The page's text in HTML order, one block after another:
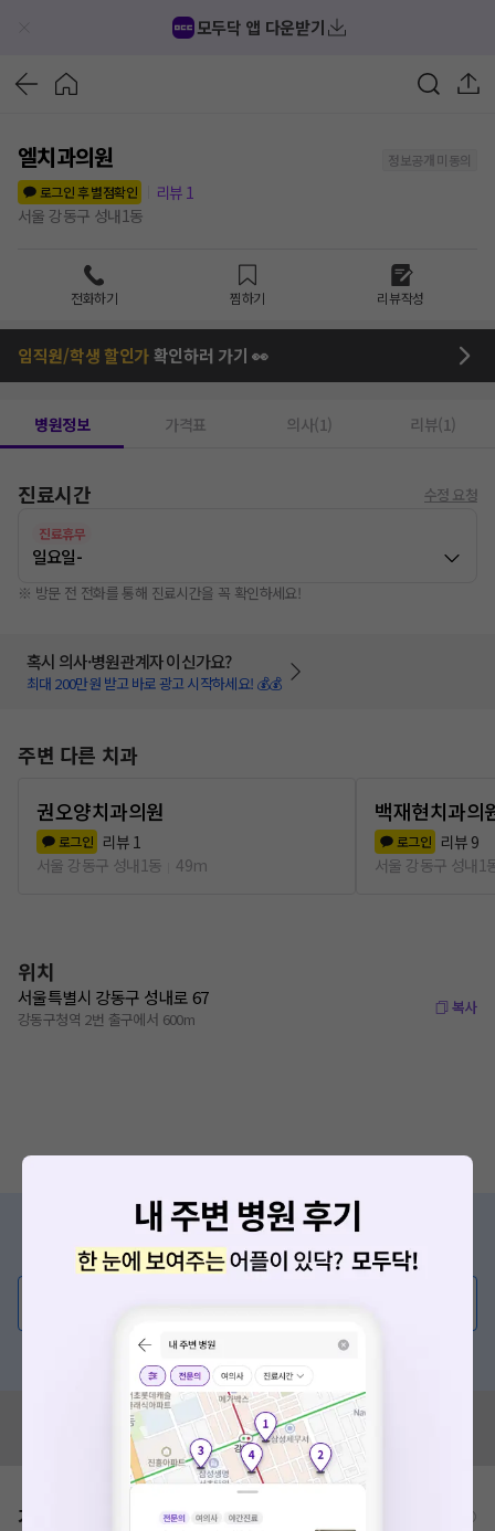
모두닥 앱 다운받기
엘치과의원
정보공개 미동의
로그인 후 별점확인
리뷰 1
서울 강동구 성내1동
전화하기 찜하기 리뷰작성
임직원/학생 할인가확인하러 가기 👀
병원정보 가격표 의사(1) 리뷰(1)
진료시간 수정 요청
진료휴무
일요일-
※ 방문 전 전화를 통해 진료시간을 꼭 확인하세요!
혹시 의사·병원관계자 이신가요?
최대 200만원 받고 바로 광고 시작하세요! 💰💰
주변 다른 치과
권오양치과의원
로그인 리뷰 1
서울 강동구 성내1동
49m
백재현치과의
로그인 리뷰 9
서울 강동구 성내1
위치
서울특별시 강동구 성내로 67
강동구청역 2번 출구에서 600m
복사
증상/치료, 궁금한 점이 있나요?
의사가 직접 답해드려요!
혹은, 의료상담 서비스에 다양한 게시글 보러가기
혹시 잘못된 병원정보가 있나요?
모두닥 팀에 알려주세요!
가격표